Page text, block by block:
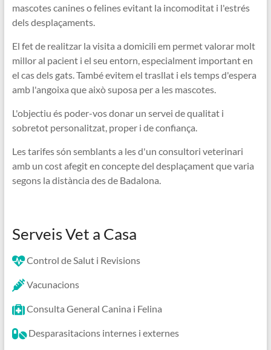
mascotes canines o felines evitant la incomoditat i l'estrés
dels desplaçaments.
El fet de realitzar la visita a domicili em permet valorar molt
millor al pacient i el seu entorn, especialment important en
el cas dels gats. També evitem el trasllat i els temps d'espera
amb l'angoixa que això suposa per a les mascotes.
L'objectiu és poder-vos donar un servei de qualitat i
sobretot personalitzat, proper i de confiança.
Les tarifes són semblants a les d'un consultori veterinari
amb un cost afegit en concepte del desplaçament que varia
segons la distància des de Badalona.
Serveis Vet a Casa
Control de Salut i Revisions
Vacunacions
Consulta General Canina i Felina
Desparasitacions internes i externes